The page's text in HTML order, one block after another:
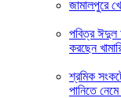
জামালপুরে
পবিত্র ঈদুল
করছেন
শ্রমিক
পানিতে